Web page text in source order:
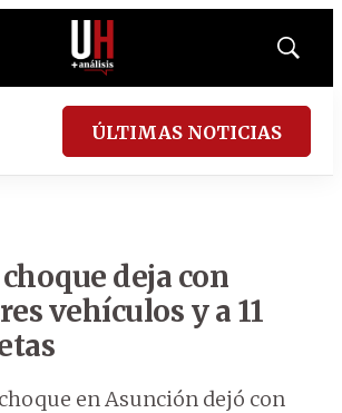
Mostrar
ÚLTIMAS NOTICIAS
deja con
vehículos y a 11
en Asunción dejó con